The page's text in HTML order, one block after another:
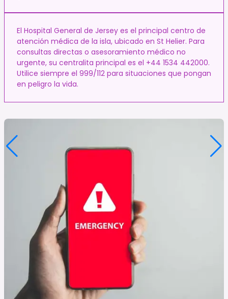
El Hospital General de Jersey es el principal centro de
atención médica de la isla, ubicado en St Helier. Para
consultas directas o asesoramiento médico no
urgente, su centralita principal es el +44 1534 442000.
Utilice siempre el 999/112 para situaciones que pongan
en peligro la vida.